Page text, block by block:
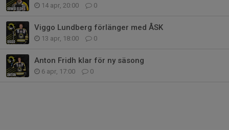
14 apr, 20:00 0
Viggo Lundberg förlänger med ÅSK
13 apr, 18:00 0
Anton Fridh klar för ny säsong
6 apr, 17:00 0